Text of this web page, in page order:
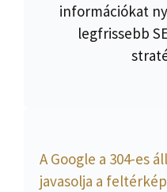
információkat
legfrissebb
A Google a 304-es
javasolja a